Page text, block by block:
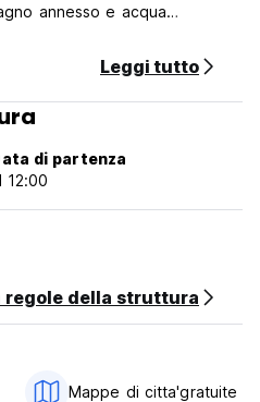
annesso e acqua
servizio in camera 24 ore su
di pulizia.
luoghi di interesse:
struttura:
prima dell'arrivo.
Leggi tutto
di partenza
12:00
regole della struttura
Mappe di citta'gratuite